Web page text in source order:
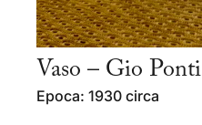
Vaso – Gio Ponti
Epoca: 1930 circa